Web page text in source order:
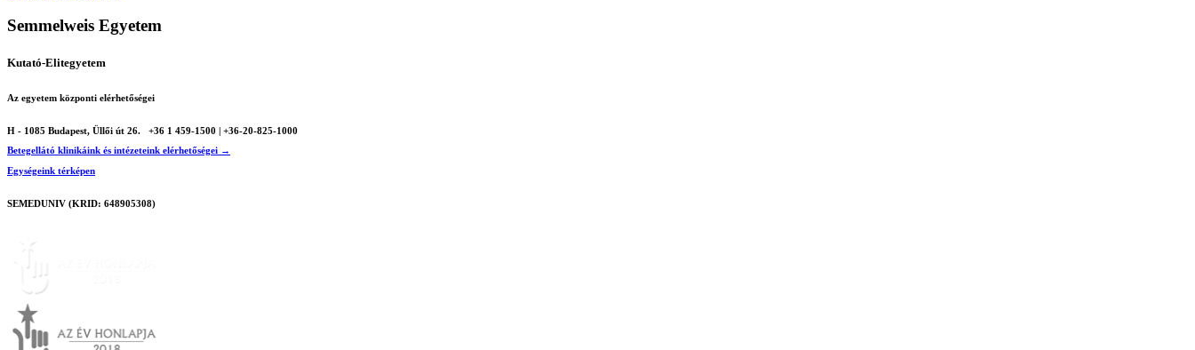
Semmelweis Egyetem
Kutató-Elitegyetem
Az egyetem központi elérhetőségei
H - 1085 Budapest, Üllői út 26.
+36 1 459-1500 | +36-20-825-1000
Betegellátó klinikáink és intézeteink elérhetőségei →
Egységeink térképen
SEMEDUNIV (KRID: 648905308)